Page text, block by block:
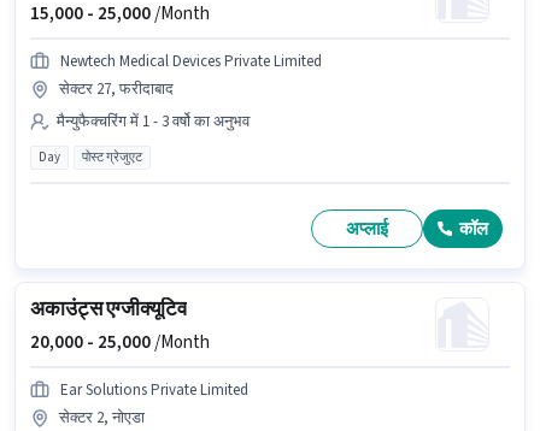
15,000 - 25,000/Month
Newtech Medical Devices Private Limited
सेक्टर 27, फरीदाबाद
मैन्युफैक्चरिंग में 1 - 3 वर्षो का अनुभव
Day पोस्ट ग्रेजुएट
अप्लाई कॉल
अकाउंट्स एग्जीक्यूटिव
20,000 - 25,000/Month
Ear Solutions Private Limited
सेक्टर 2, नोएडा